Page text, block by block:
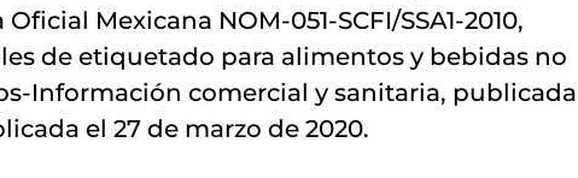
Mexicana NOM-051-SCFI/SSA1-2010,
de etiquetado para alimentos y bebidas no
Información comercial y sanitaria, publicada
el 27 de marzo de 2020.